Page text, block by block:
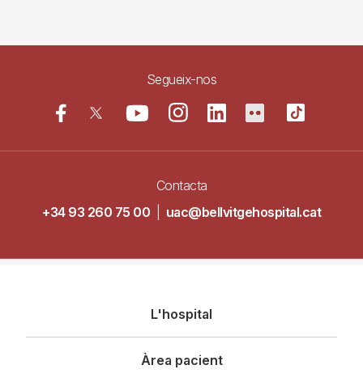
Segueix-nos
Contacta
+34 93 260 75 00
uac@bellvitgehospital.cat
principal
L'hospital
Àrea pacient